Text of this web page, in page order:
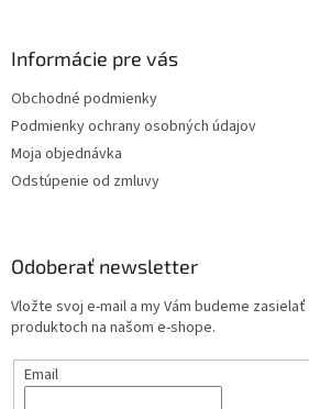
Informácie pre vás
Obchodné podmienky
Podmienky ochrany osobných údajov
Moja objednávka
Odstúpenie od zmluvy
Odoberať newsletter
Vložte svoj e-mail a my Vám budeme
produktoch na našom e-shope.
Email